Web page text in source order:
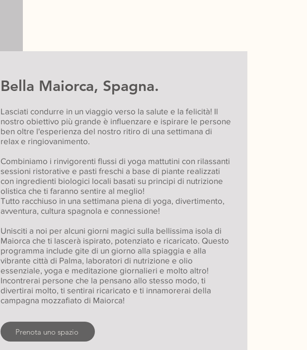
Bella Maiorca, Spagna.
Lasciati condurre in un viaggio verso la salute e la felicità! Il
nostro obiettivo più grande è influenzare e ispirare le persone
ben oltre l'esperienza del nostro ritiro di una settimana di
relax e ringiovanimento.
Combiniamo i rinvigorenti flussi di yoga mattutini con rilassanti
sessioni ristorative e pasti freschi a base di piante realizzati
con ingredienti biologici locali basati su principi di nutrizione
olistica che ti faranno sentire al meglio!
Tutto racchiuso in una settimana piena di yoga, divertimento,
avventura, cultura spagnola e connessione!
Unisciti a noi per alcuni giorni magici sulla bellissima isola di
Maiorca che ti lascerà ispirato, potenziato e ricaricato. Questo
programma include gite di un giorno alla spiaggia e alla
vibrante città di Palma, laboratori di nutrizione e olio
essenziale, yoga e meditazione giornalieri e molto altro!
Incontrerai persone che la pensano allo stesso modo, ti
divertirai molto, ti sentirai ricaricato e ti innamorerai della
campagna mozzafiato di Maiorca!
Prenota uno spazio